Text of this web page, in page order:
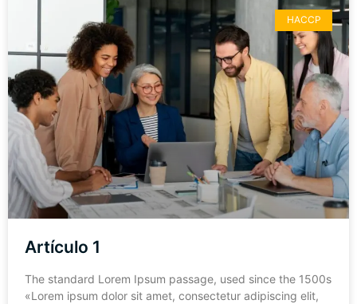
HACCP
Artículo 1
The standard Lorem Ipsum passage, used since the 1500s
«Lorem ipsum dolor sit amet, consectetur adipiscing elit,